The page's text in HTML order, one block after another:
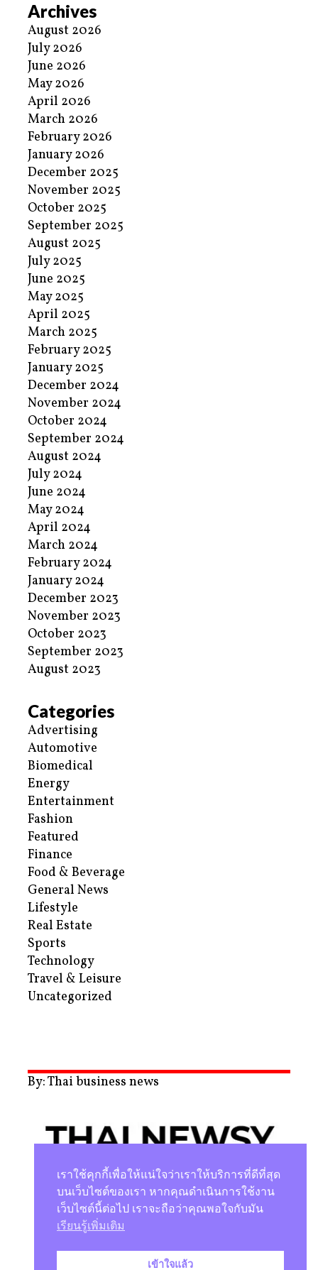
Archives
August 2026
July 2026
June 2026
May 2026
April 2026
March 2026
February 2026
January 2026
December 2025
November 2025
October 2025
September 2025
August 2025
July 2025
June 2025
May 2025
April 2025
March 2025
February 2025
January 2025
December 2024
November 2024
October 2024
September 2024
August 2024
July 2024
June 2024
May 2024
April 2024
March 2024
February 2024
January 2024
December 2023
November 2023
October 2023
September 2023
August 2023
Categories
Advertising
Automotive
Biomedical
Energy
Entertainment
Fashion
Featured
Finance
Food & Beverage
General News
Lifestyle
Real Estate
Sports
Technology
Travel & Leisure
Uncategorized
By: Thai business news
นโยบายความเป็นส่วนตัว
เราใช้คุกกี้เพื่อให้แน่ใจว่าเราให้บริการที่ดีที่สุด
บนเว็บไซต์ของเรา หากคุณดำเนินการใช้งาน
เว็บไซต์นี้ต่อไป เราจะถือว่าคุณพอใจกับมัน
เรียนรู้เพิ่มเติม
เข้าใจแล้ว